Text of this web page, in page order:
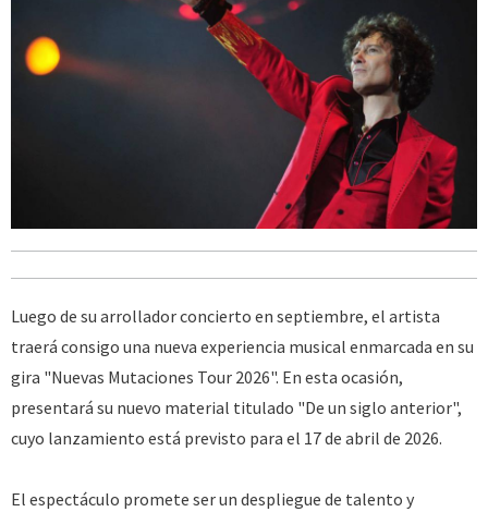
Luego de su arrollador concierto en septiembre, el artista
traerá consigo una nueva experiencia musical enmarcada en su
gira "Nuevas Mutaciones Tour 2026". En esta ocasión,
presentará su nuevo material titulado "De un siglo anterior",
cuyo lanzamiento está previsto para el 17 de abril de 2026.
El espectáculo promete ser un despliegue de talento y